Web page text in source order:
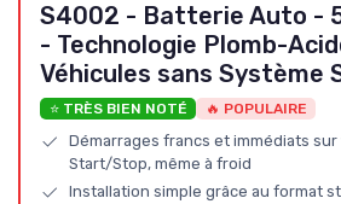
S4002 - Batterie Auto -
- Technologie Plomb-
Véhicules sans
⭐ TRÈS BIEN NOTÉ 🔥 POPULAIRE
Démarrages francs et immédiats
Start/Stop, même à froid
Installation simple grâce au format